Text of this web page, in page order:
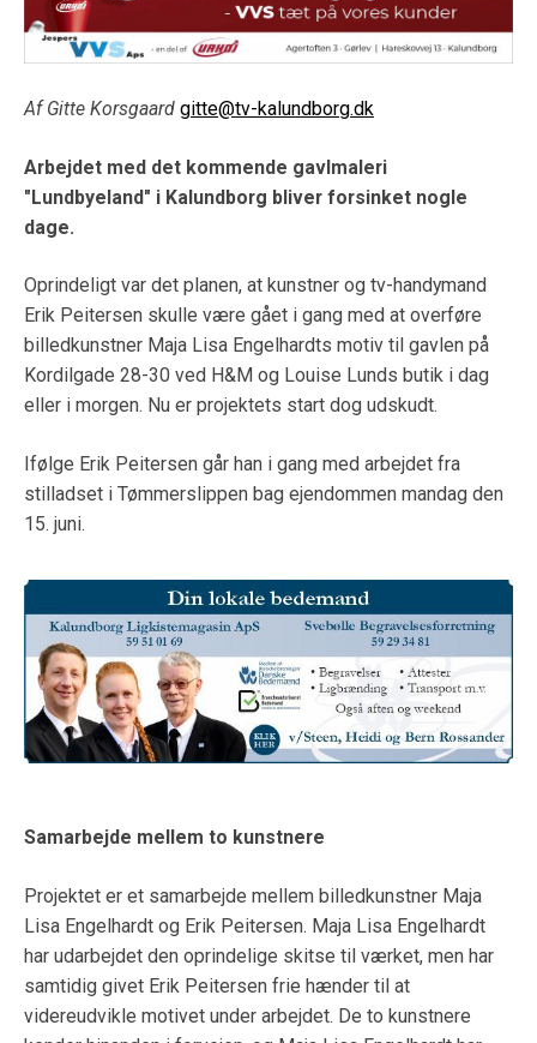
Af Gitte Korsgaard gitte@tv-kalundborg.dk
Arbejdet med det kommende gavlmaleri
"Lundbyeland" i Kalundborg bliver forsinket nogle
dage.
Oprindeligt var det planen, at kunstner og tv-handymand
Erik Peitersen skulle være gået i gang med at overføre
billedkunstner Maja Lisa Engelhardts motiv til gavlen på
Kordilgade 28-30 ved H&M og Louise Lunds butik i dag
eller i morgen. Nu er projektets start dog udskudt.
Ifølge Erik Peitersen går han i gang med arbejdet fra
stilladset i Tømmerslippen bag ejendommen mandag den
15. juni.
Samarbejde mellem to kunstnere
Projektet er et samarbejde mellem billedkunstner Maja
Lisa Engelhardt og Erik Peitersen. Maja Lisa Engelhardt
har udarbejdet den oprindelige skitse til værket, men har
samtidig givet Erik Peitersen frie hænder til at
videreudvikle motivet under arbejdet. De to kunstnere